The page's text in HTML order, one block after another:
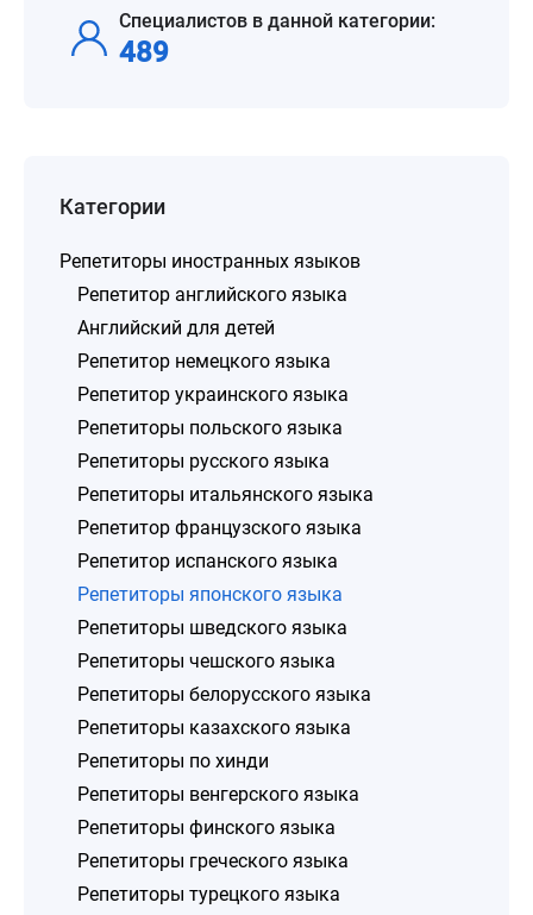
Специалистов в данной категории:
489
Категории
Репетиторы иностранных языков
Репетитор английского языка
Английский для детей
Репетитор немецкого языка
Репетитор украинского языка
Репетиторы польского языка
Репетиторы русского языка
Репетиторы итальянского языка
Репетитор французского языка
Репетитор испанского языка
Репетиторы японского языка
Репетиторы шведского языка
Репетиторы чешского языка
Репетиторы белорусского языка
Репетиторы казахского языка
Репетиторы по хинди
Репетиторы венгерского языка
Репетиторы финского языка
Репетиторы греческого языка
Репетиторы турецкого языка